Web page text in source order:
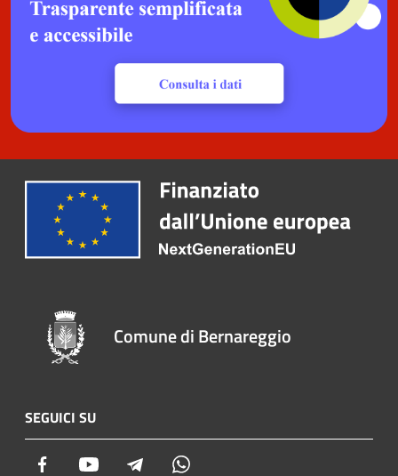
Comune di Bernareggio
SEGUICI SU
Facebook Youtube Telegram